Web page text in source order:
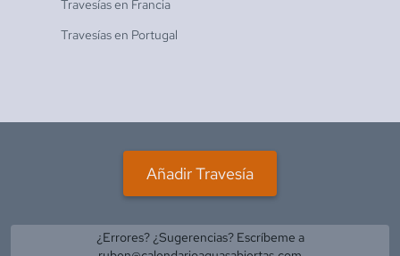
Travesías en Francia
Travesías en Portugal
Añadir Travesía
¿Errores? ¿Sugerencias? Escríbeme a